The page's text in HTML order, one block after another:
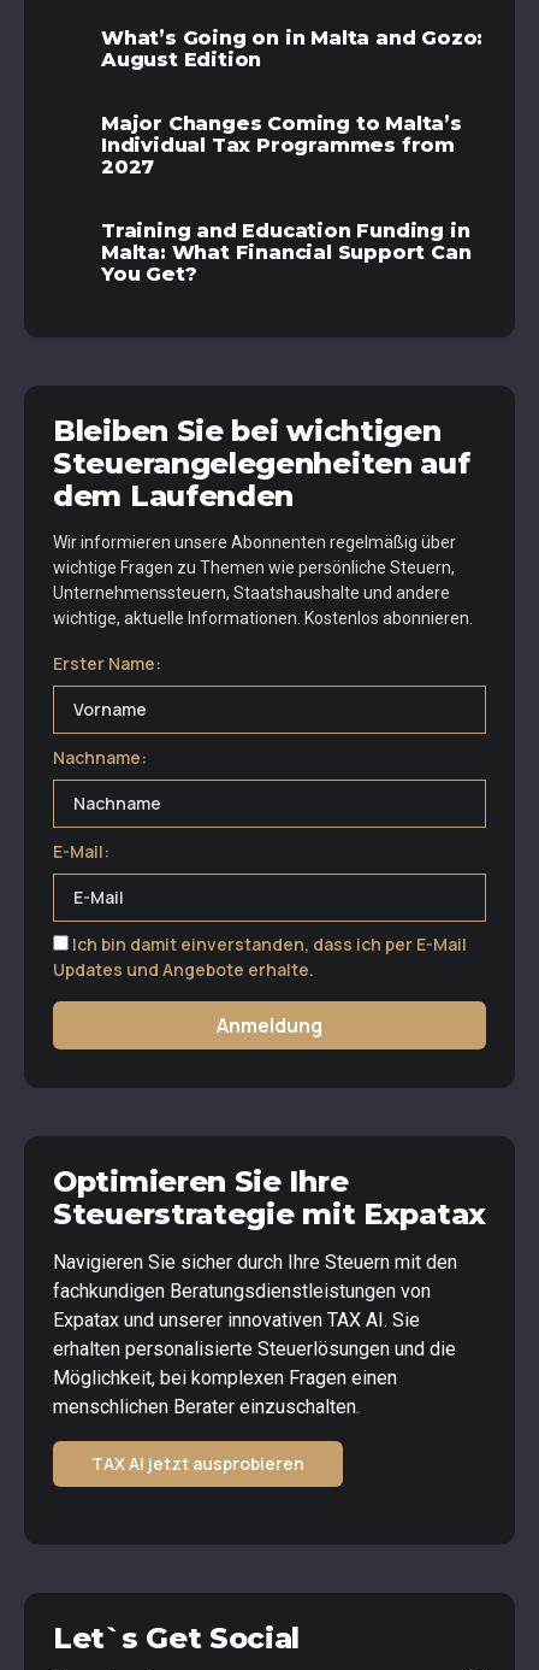
What’s Going on in Malta and Gozo:
August Edition
Major Changes Coming to Malta’s
Individual Tax Programmes from
2027
Training and Education Funding in
Malta: What Financial Support Can
You Get?
Bleiben Sie bei wichtigen
Steuerangelegenheiten auf
dem Laufenden
Wir informieren unsere Abonnenten regelmäßig über
wichtige Fragen zu Themen wie persönliche Steuern,
Unternehmenssteuern, Staatshaushalte und andere
wichtige, aktuelle Informationen. Kostenlos abonnieren.
Erster Name:
Nachname:
E-Mail:
Ich bin damit einverstanden, dass ich per E-Mail
Updates und Angebote erhalte.
Anmeldung
Optimieren Sie Ihre
Steuerstrategie mit Expatax
Navigieren Sie sicher durch Ihre Steuern mit den
fachkundigen Beratungsdienstleistungen von
Expatax und unserer innovativen TAX AI. Sie
erhalten personalisierte Steuerlösungen und die
Möglichkeit, bei komplexen Fragen einen
menschlichen Berater einzuschalten.
TAX AI jetzt ausprobieren
Let`s Get Social